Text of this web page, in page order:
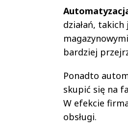
działań,
bardziej
Ponadto
skupić się na
W efekcie
obsługi.